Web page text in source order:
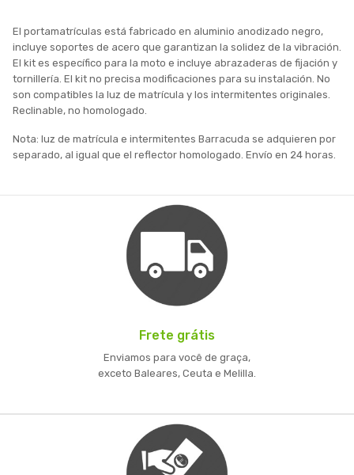
El portamatrículas está fabricado en aluminio anodizado negro,
incluye soportes de acero que garantizan la solidez de la vibración.
El kit es específico para la moto e incluye abrazaderas de fijación y
tornillería. El kit no precisa modificaciones para su instalación. No
son compatibles la luz de matrícula y los intermitentes originales.
Reclinable, no homologado.
Nota: luz de matrícula e intermitentes Barracuda se adquieren por
separado, al igual que el reflector homologado. Envío en 24 horas.
Frete grátis
Enviamos para você de graça,
exceto Baleares, Ceuta e Melilla.